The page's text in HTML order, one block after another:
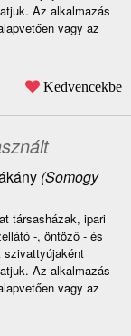
Az alkalmazás
vagy az
Kedvencekbe
(Somogy
társasházak, ipari
-, öntöző - és
szivattyújaként
Az alkalmazás
vagy az